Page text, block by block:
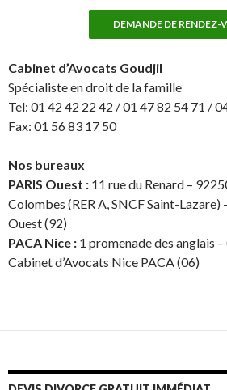
Cabinet d’Avocats Goudjil
Spécialiste en droit de la famille
Tel: 01 42 42 22 42 / 01 47 82 54 71 /
Fax: 01 56 83 17 50
Nos bureaux
PARIS Ouest : 11 rue du Renard –
Colombes (RER A, SNCF Saint-Lazare)
Ouest (92)
PACA Nice : 1 promenade des anglais
Cabinet d’Avocats Nice PACA (06)